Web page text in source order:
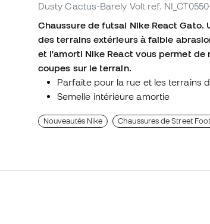
Dusty Cactus-Barely Volt ref.
Chaussure de futsal Nike React Gato.
des terrains extérieurs à faible
et l'amorti Nike React vous permet
coupes sur le terrain.
Parfaite pour la rue et les terrains
Semelle intérieure amortie
Nouveautés Nike Chaussures de Street